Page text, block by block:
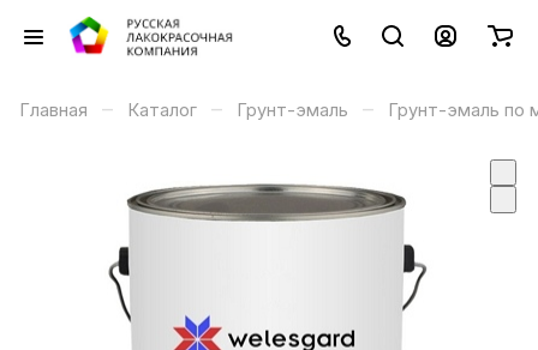
Главная – Каталог – Грунт-эмаль – Грунт-эмаль по